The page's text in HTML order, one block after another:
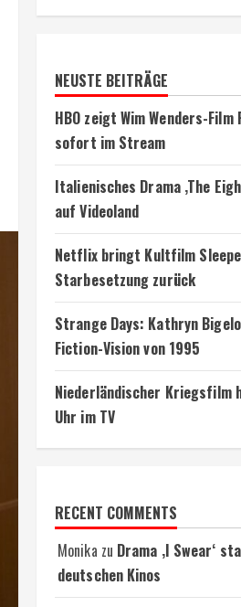
NEUSTE BEITRÄGE
HBO zeigt Wim Wenders-
sofort im Stream
Italienisches Drama ‚The
auf Videoland
Netflix bringt Kultfilm
Starbesetzung zurück
Strange Days: Kathryn
Fiction-Vision von 1995
Niederländischer Kriegsfilm
Uhr im TV
RECENT COMMENTS
Monika zu Drama ‚I Swear‘
deutschen Kinos